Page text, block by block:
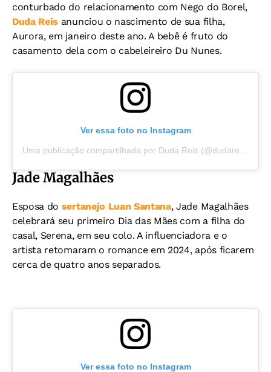
conturbado do relacionamento com Nego do Borel,
Duda Reis anunciou o nascimento de sua filha,
Aurora, em janeiro deste ano. A bebê é fruto do
casamento dela com o cabeleireiro Du Nunes.
Ver essa foto no Instagram
Jade Magalhães
Esposa do sertanejo Luan Santana, Jade Magalhães
celebrará seu primeiro Dia das Mães com a filha do
casal, Serena, em seu colo. A influenciadora e o
artista retomaram o romance em 2024, após ficarem
cerca de quatro anos separados.
Ver essa foto no Instagram